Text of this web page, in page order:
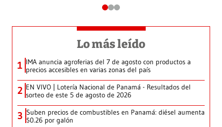
Lo más leído
1 IMA anuncia agroferias del 7 de agosto con productos a
precios accesibles en varias zonas del país
2 EN VIVO | Lotería Nacional de Panamá - Resultados del
sorteo de este 5 de agosto de 2026
3 Suben precios de combustibles en Panamá: diésel aumenta
$0.26 por galón